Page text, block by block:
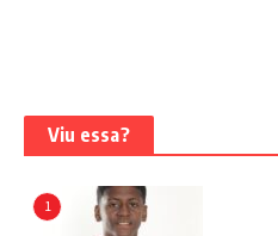
Viu essa?
1